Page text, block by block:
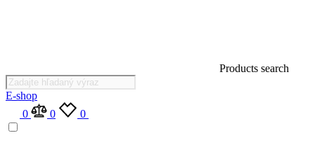
Products search
E-shop
0
0 0